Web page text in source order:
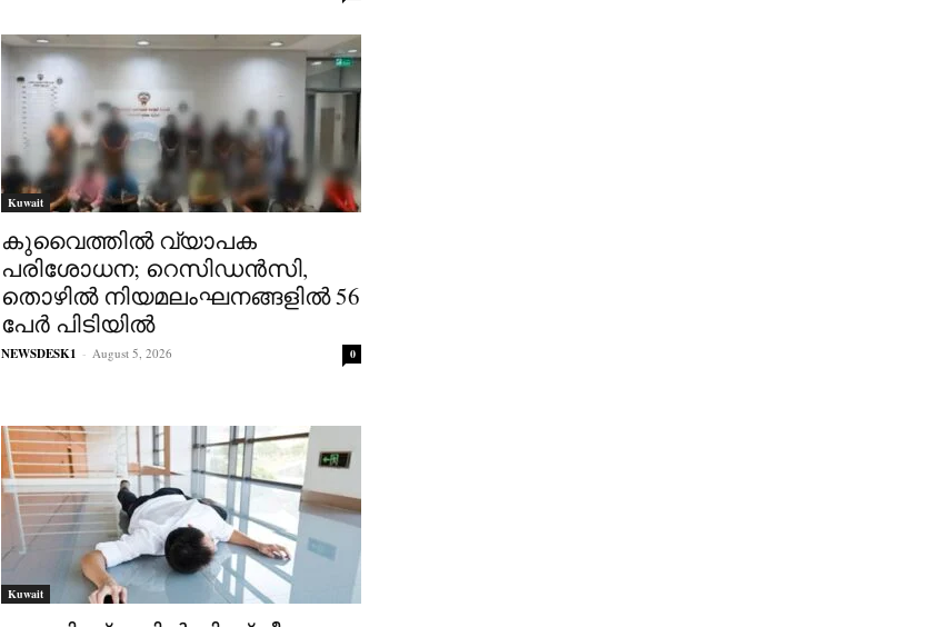
Kuwait
കുവൈത്തിൽ വ്യാപക
പരിശോധന; റെസിഡൻസി,
തൊഴിൽ നിയമലംഘനങ്ങളിൽ 56
പേർ പിടിയിൽ
NEWSDESK1 - August 5, 2026 0
Kuwait